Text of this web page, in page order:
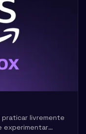
praticar livremente
experimentar